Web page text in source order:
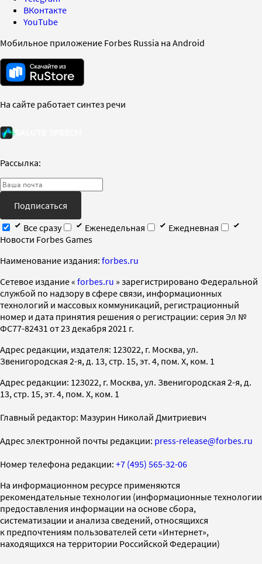
ВКонтакте
YouTube
Мобильное приложение Forbes Russia на Android
На сайте работает синтез речи
Рассылка:
Подписаться
Все сразу
Еженедельная
Ежедневная
Новости Forbes Games
Наименование издания: forbes.ru
Cетевое издание « forbes.ru » зарегистрировано Федеральной
службой по надзору в сфере связи, информационных
технологий и массовых коммуникаций, регистрационный
номер и дата принятия решения о регистрации: серия Эл №
ФС77-82431 от 23 декабря 2021 г.
Адрес редакции, издателя: 123022, г. Москва, ул.
Звенигородская 2-я, д. 13, стр. 15, эт. 4, пом. X, ком. 1
Адрес редакции: 123022, г. Москва, ул. Звенигородская 2-я, д.
13, стр. 15, эт. 4, пом. X, ком. 1
Главный редактор: Мазурин Николай Дмитриевич
Адрес электронной почты редакции: press-release@forbes.ru
Номер телефона редакции: +7 (495) 565-32-06
На информационном ресурсе применяются
рекомендательные технологии (информационные технологии
предоставления информации на основе сбора,
систематизации и анализа сведений, относящихся
к предпочтениям пользователей сети «Интернет»,
находящихся на территории Российской Федерации)